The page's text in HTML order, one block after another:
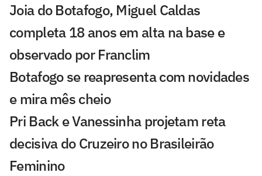
Joia do Botafogo, Miguel Caldas
completa 18 anos em alta na base e
observado por Franclim
Botafogo se reapresenta com novidades
e mira mês cheio
Pri Back e Vanessinha projetam reta
decisiva do Cruzeiro no Brasileirão
Feminino